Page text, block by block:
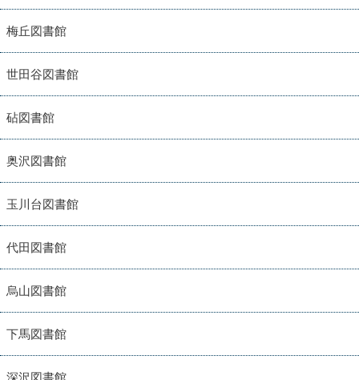
梅丘図書館
世田谷図書館
砧図書館
奥沢図書館
玉川台図書館
代田図書館
烏山図書館
下馬図書館
深沢図書館